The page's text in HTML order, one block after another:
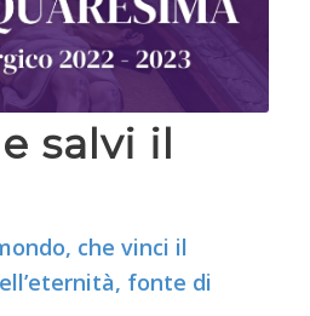
salvi il
che vinci il
fonte di